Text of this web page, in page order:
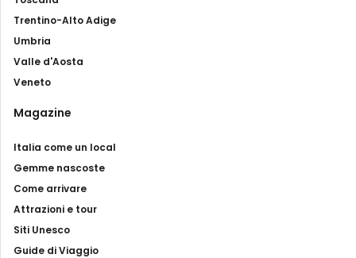
Trentino-Alto Adige
Umbria
Valle d'Aosta
Veneto
Magazine
Italia come un local
Gemme nascoste
Come arrivare
Attrazioni e tour
Siti Unesco
Guide di Viaggio